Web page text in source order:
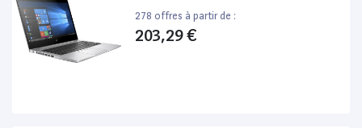
278 offres à partir de :
203,29 €